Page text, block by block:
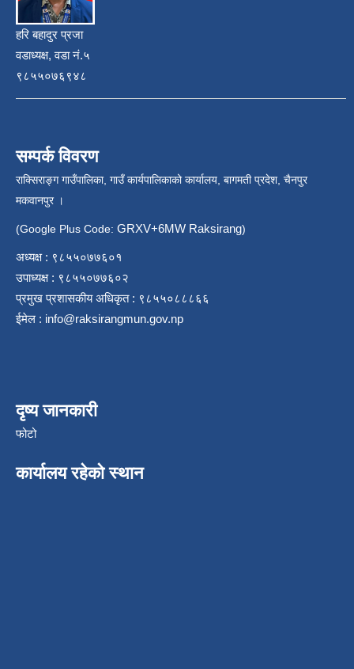
हरि बहादुर प्रजा
वडाध्यक्ष, वडा नं.५
९८५५०७६९४८
सम्पर्क विवरण
राक्सिराङ्ग गाउँपालिका, गाउँ कार्यपालिकाको कार्यालय, बागमती प्रदेश, चैनपुर
मकवानपुर ।
(Google Plus Code: GRXV+6MW Raksirang)
अध्यक्ष : ९८५५०७७६०१
उपाध्यक्ष : ९८५५०७७६०२
प्रमुख प्रशासकीय अधिकृत : ९८५५०८८८६६
ईमेल : info@raksirangmun.gov.np
दृष्य जानकारी
फोटो
कार्यालय रहेको स्थान